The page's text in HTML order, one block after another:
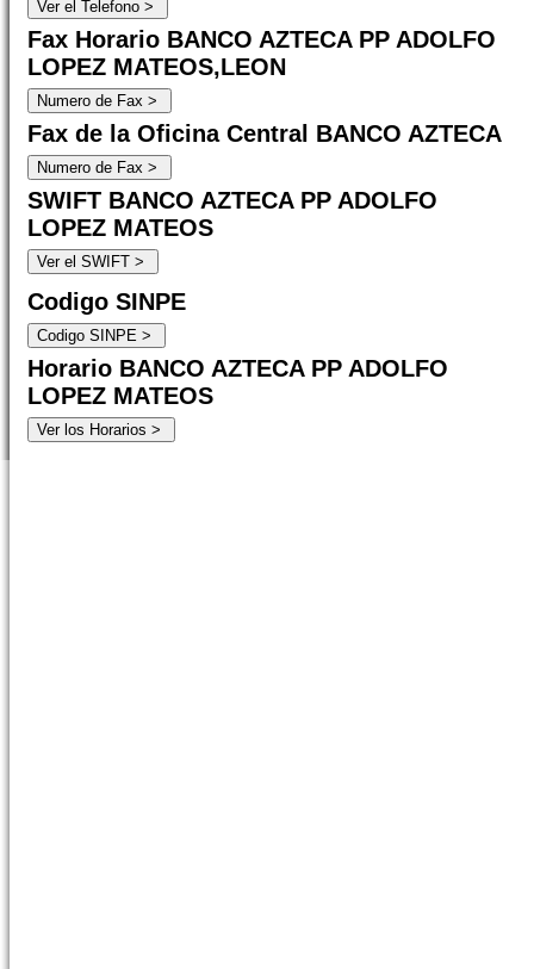
Fax Horario BANCO AZTECA PP ADOLFO
LOPEZ MATEOS,LEON
Fax de la Oficina Central BANCO AZTECA
SWIFT BANCO AZTECA PP ADOLFO
LOPEZ MATEOS
Codigo SINPE
Horario BANCO AZTECA PP ADOLFO
LOPEZ MATEOS